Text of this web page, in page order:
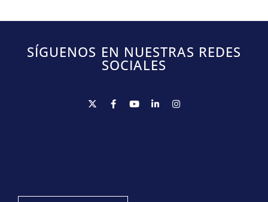
SÍGUENOS EN NUESTRAS REDES
SOCIALES